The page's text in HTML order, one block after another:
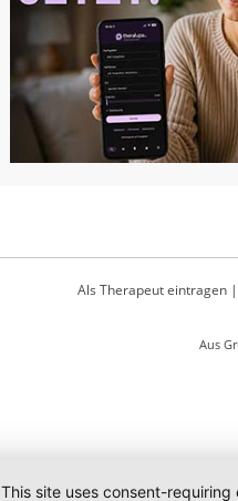
Als Therapeut eintragen|
Aus
This site uses consent-